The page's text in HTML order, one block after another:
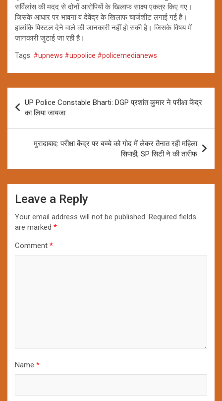
सर्विलांस की मदद से दोनों आरोपियों के खिलाफ साक्ष्य एकत्र किए गए।
जिसके आधार पर भावना व देवेंद्र के खिलाफ चार्जशीट लगाई गई है।
हालांकि पिस्टल देने वाले की जानकारी नहीं हो सकी है। जिसके विषय में
जानकारी जुटाई जा रही है।
Tags: #upnews #uppolice #policemedianews
navigation
UP Police Constable Bharti: DGP प्रशांत कुमार ने परीक्षा केंद्र
का लिया जायजा
मुरादाबाद: परीक्षा केंद्र पर बच्चे को गोद में लेकर तैनात रही महिला
सिपाही, SP सिटी ने की तारीफ
Leave a Reply
Your email address will not be published. Required fields
are marked *
Comment *
Name *